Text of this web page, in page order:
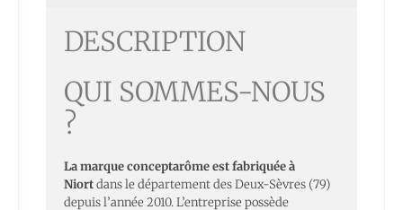
DESCRIPTION
QUI SOMMES-NOUS
?
La marque conceptarôme est fabriquée à
Niortdans le département des Deux-Sèvres (79)
depuis l’année 2010. L’entreprise possède